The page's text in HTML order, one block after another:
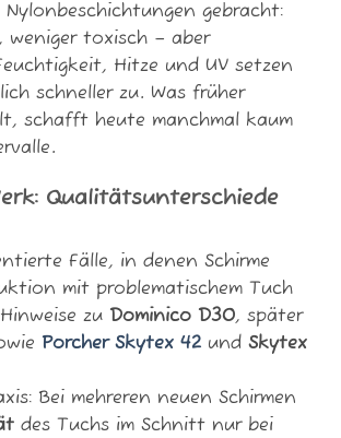
Nylonbeschichtungen gebracht:
weniger toxisch – aber
Hitze und UV setzen
schneller zu. Was früher
schafft heute manchmal kaum
Qualitätsunterschiede
Fälle, in denen Schirme
mit problematischem Tuch
zu Dominico D30, später
Porcher Skytex 42 und Skytex
Bei mehreren neuen Schirmen
des Tuchs im Schnitt nur bei